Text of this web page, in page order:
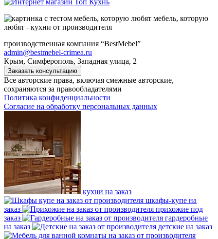
мебель, которую
любят - кухни от производителя
производственная компания “BestMebel”
admin@bestmebel-crimea.ru
Крым, Симферополь, Западная улица, 2
Заказать консультацию
Все авторские права, включая смежные авторские,
сохраняются за правообладателями
Политика конфиденциальности
Согласие на обработку персональных данных
кухни на заказ
шкафы-купе на
заказ
прихожие под
заказ
гардеробные
на заказ
детские на заказ